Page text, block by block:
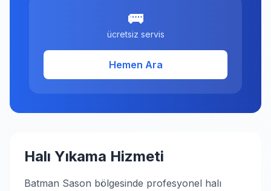
🚌
ücretsiz servis
Hemen Ara
Halı Yıkama Hizmeti
Batman Sason bölgesinde profesyonel halı